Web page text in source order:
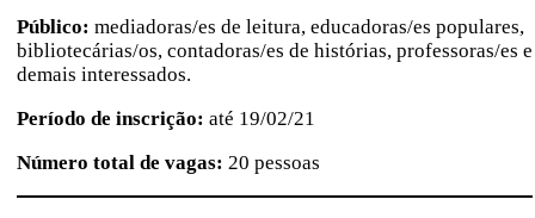
Público: mediadoras/es de leitura, educadoras/es populares,
bibliotecárias/os, contadoras/es de histórias, professoras/es e
demais interessados.
Período de inscrição:até 19/02/21
Número total de vagas: 20 pessoas